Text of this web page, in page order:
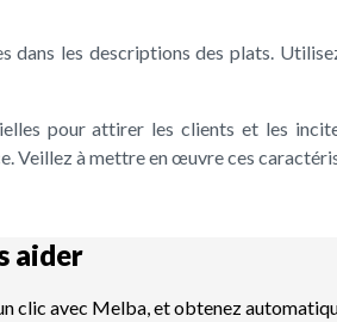
dans les descriptions des plats.
pour attirer les clients et les
à mettre en œuvre ces
aider
clic avec Melba, et obtenez